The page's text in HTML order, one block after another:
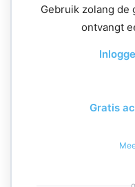
Gebruik zolang
ontvangt
Gratis